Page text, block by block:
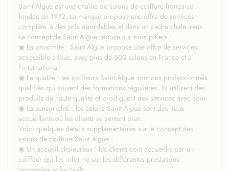
Saint Algue est une chaîne de salons de coiffure française
fondée en 1972. La marque propose une offre de services
complète, à des prix abordables et dans un cadre chaleureux.
Le concept de Saint Algue repose sur trois piliers :
◉ La proximité : Saint Algue propose une offre de services
accessible à tous, avec plus de 500 salons en France et à
l’international.
◉ La qualité : les coiffeurs Saint Algue sont des professionnels
qualifiés qui suivent des formations régulières. Ils utilisent des
produits de haute qualité et prodiguent des services avec soin.
◉ La sensorialité : les salons Saint Algue sont des lieux
accueillants où les clients se sentent bien.
Voici quelques détails supplémentaires sur le concept des
salons de coiffure Saint Algue :
◉ Un accueil chaleureux : les clients sont accueillis par un
coiffeur qui les informe sur les différentes prestations